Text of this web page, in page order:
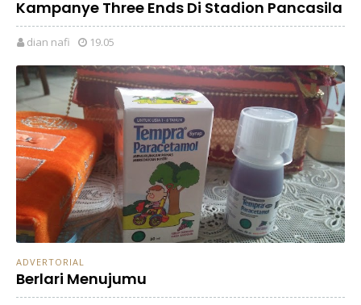
Kampanye Three Ends Di Stadion Pancasila
dian nafi 19.05
ADVERTORIAL
Berlari Menujumu